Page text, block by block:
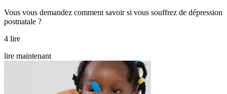
Vous vous demandez comment savoir si vous souffrez de dépression
postnatale ?
4 lire
lire maintenant